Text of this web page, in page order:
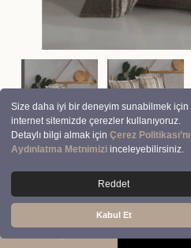
Size daha iyi bir deneyim sunabilmek için
internet sitemizde çerezler kullanıyoruz.
Detaylı bilgi almak içinÇerez Politikası’nı
Aydınlatma Metnimizi inceleyebilirsiniz.
Reddet
Kabul Et